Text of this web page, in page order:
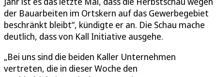
der Bauarbeiten im Ortskern auf das Gewerbegebiet
beschränkt bleibt“, kündigte er an. Die Schau mache
deutlich, dass von Kall Initiative ausgehe.
„Bei uns sind die beiden Kaller Unternehmen
vertreten, die in dieser Woche den